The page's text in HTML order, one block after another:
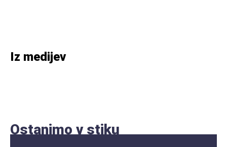
Iz medijev
Ostanimo v stiku